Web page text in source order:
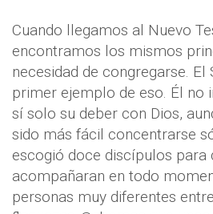
Cuando llegamos al Nuevo
encontramos los mismos
necesidad de congregarse. El
primer ejemplo de eso. Él no
sí solo su deber con Dios,
sido más fácil concentrarse
escogió doce discípulos para
acompañaran en todo
personas muy diferentes